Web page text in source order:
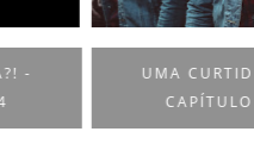
CURTIDA?! -
CAPÍTULO 3